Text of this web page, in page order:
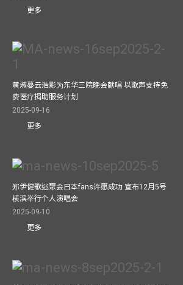
更多
黄淑蔓云浩影为东华三院晚会献唱 以歌声支持免
费医疗捐助服务计划
2025-09-16
更多
郑伊健歌迷聚会日本fans许愿成功 宣布12月5号
横滨举行个人演唱会
2025-09-10
更多